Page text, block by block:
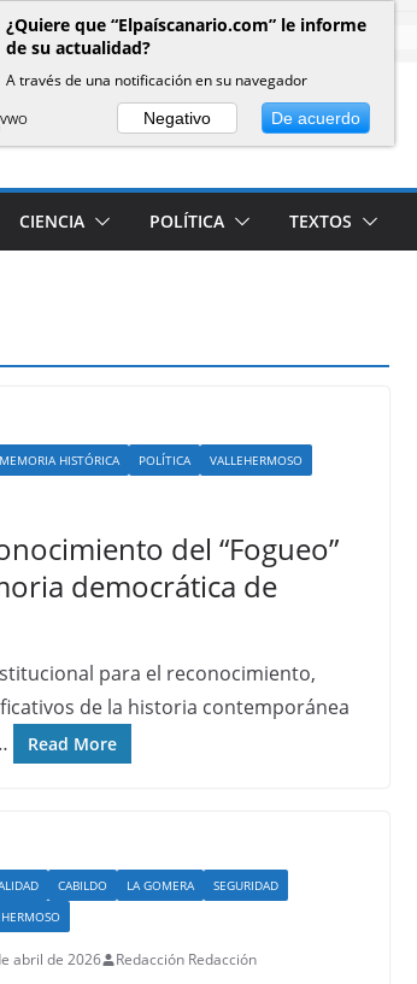
CIENCIA POLÍTICA TEXTOS
MEMORIA HISTÓRICA POLÍTICA VALLEHERMOSO
del “Fogueo”
democrática de
para el reconocimiento,
de la historia contemporánea
Read More
CABILDO LA GOMERA
SEGURIDAD
abril de 2026 Redacción Redacción
¿Quiere que “Elpaíscanario.com” le informe
de su actualidad?
A través de una notificación en su navegador
Negativo De acuerdo